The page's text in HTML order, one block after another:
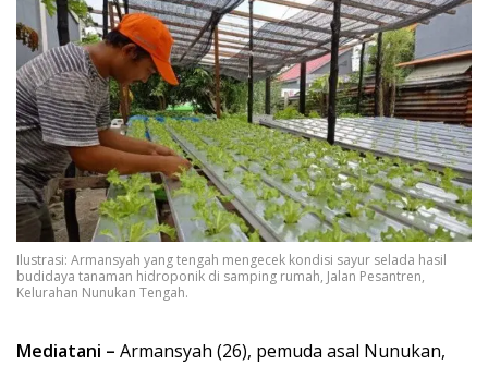
Ilustrasi: Armansyah yang tengah mengecek kondisi sayur selada hasil
budidaya tanaman hidroponik di samping rumah, Jalan Pesantren,
Kelurahan Nunukan Tengah.
Mediatani – Armansyah (26), pemuda asal Nunukan,